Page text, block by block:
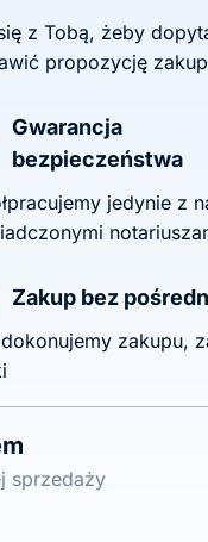
z Tobą, żeby
propozycję
Gwarancja
bezpieczeństwa
jedynie z
Zakup bez
zakupu,
sprzedaży